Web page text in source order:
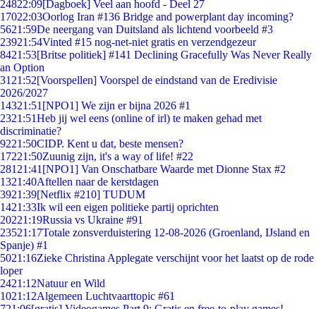
24822:09[Dagboek] Veel aan hoofd - Deel 27
17022:03Oorlog Iran #136 Bridge and powerplant day incoming?
5621:59De neergang van Duitsland als lichtend voorbeeld #3
23921:54Vinted #15 nog-net-niet gratis en verzendgezeur
8421:53[Britse politiek] #141 Declining Gracefully Was Never Really
an Option
31 21:52[Voorspellen] Voorspel de eindstand van de Eredivisie
2026/2027
14321:51 [NPO1] We zijn er bijna 2026 #1
2321:51Heb jij wel eens (online of irl) te maken gehad met
discriminatie?
9221:50CIDP. Kent u dat, beste mensen?
17221:50Zuunig zijn, it's a way of life! #22
281 21:41 [NPO1] Van Onschatbare Waarde met Dionne Stax #2
1321:40Aftellen naar de kerstdagen
3921:39[Netflix #210] TUDUM
1421:33Ik wil een eigen politieke partij oprichten
20221:19Russia vs Ukraine #91
23521:17Totale zonsverduistering 12-08-2026 (Groenland, IJsland en
Spanje) #1
5021:16Zieke Christina Applegate verschijnt voor het laatst op de rode
loper
2421:12Natuur en Wild
1021:12Algemeen Luchtvaarttopic #61